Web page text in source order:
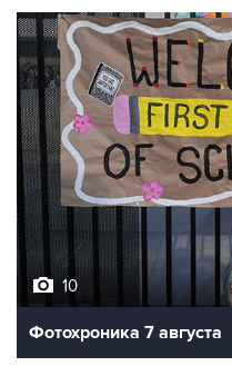
10
Фотохроника 7 августа